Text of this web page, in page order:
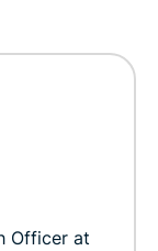
Officer at